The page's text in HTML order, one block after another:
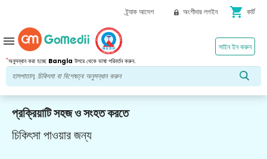
ট্র্যাক আদেশ অংশীদার লগইন shopping_cart কার্ট
*অনুসন্ধান করা হচ্ছে Bangla উপরে থেকে ভাষা পরিবর্তন করুন.
সাইন ইন করুন
menu
প্রক্রিয়াটি সহজ ও সংহত করতে
চিকিৎসা পাওয়ার জন্য